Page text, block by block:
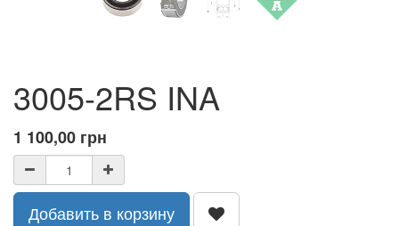
3005-2RS INA
1 100,00 грн
Добавить в корзину